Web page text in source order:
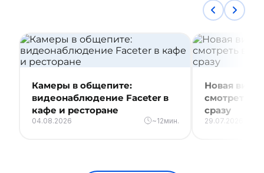
Камеры в общепите:
видеонаблюдение Faceter в
кафе и ресторане
04.08.2026 ~12мин.
Новая
смотреть
сразу
29.07.2026